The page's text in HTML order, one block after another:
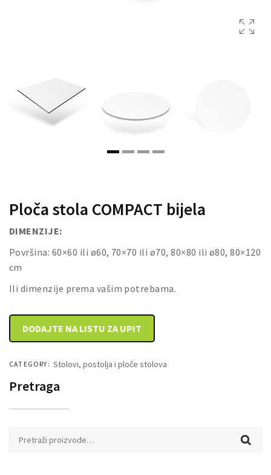
Ploča stola COMPACT bijela
DIMENZIJE:
Površina: 60×60 ili ø60, 70×70 ili ø70, 80×80 ili ø80, 80×120
cm
Ili dimenzije prema vašim potrebama.
DODAJTE NA LISTU ZA UPIT
CATEGORY: Stolovi, postolja i ploče stolova
Pretraga
Pretraži: